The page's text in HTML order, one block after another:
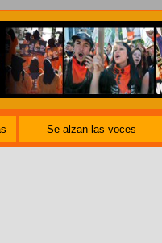
Se alzan las voces